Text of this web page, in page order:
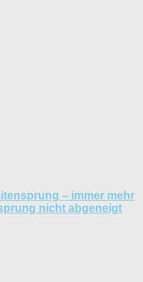
– immer mehr
nicht abgeneigt